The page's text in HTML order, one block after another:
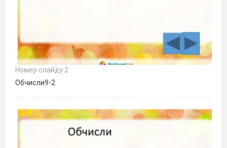
Номер слайду 2
Обчисли9-2